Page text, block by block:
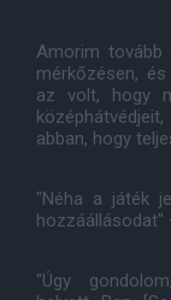
Amorim tovább
mérkőzésen,
az volt, hogy
abban, hogy
"Néha a játék
"Úgy